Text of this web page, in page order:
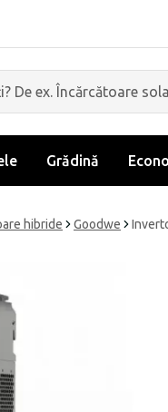
Grădină
hibride Goodwe